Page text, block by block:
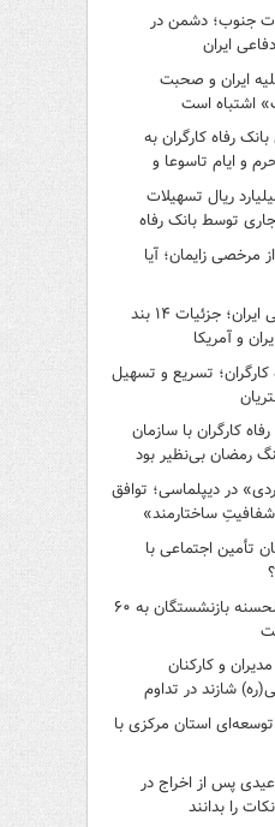
جنوب؛ دشمن در
ایران
ایران و صحبت
اشتباه است
رفاه کارگران به
و ایام تاسوعا و
حدود ۱۱,۰۰۰ میلیارد ریال تسهیلات
توسط بانک رفاه
مرخصی زایمان؛ آیا
فصل نوین در دیپلماسی ایران؛ جزئیات ۱۴ بند
و آمریکا
تسریع و تسهیل
کارگران با سازمان
رمضان بی‌نظیر بود
در دیپلماسی؛ توافق
ساختارمند»
تأمین اجتماعی با
مبلغ تسهیلات قرض الحسنه بازنشستگان به ۶۰
و کارکنان
شازند در تداوم
شایسته قدردانی است
استان مرکزی با
پس از اخراج در
را بدانند